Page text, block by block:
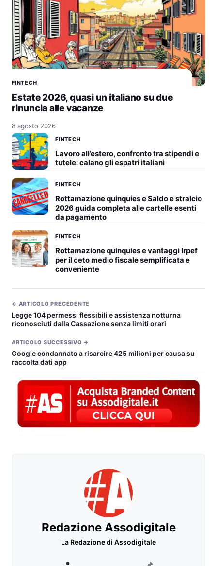
FINTECH
Estate 2026, quasi un italiano su due
rinuncia alle vacanze
8 agosto 2026
FINTECH
Lavoro all’estero, confronto tra stipendi e
tutele: calano gli espatri italiani
FINTECH
Rottamazione quinquies e Saldo e stralcio
2026 guida completa alle cartelle esenti
da pagamento
FINTECH
Rottamazione quinquies e vantaggi Irpef
per il ceto medio fiscale semplificata e
conveniente
← ARTICOLO PRECEDENTE
Legge 104 permessi flessibili e assistenza notturna
riconosciuti dalla Cassazione senza limiti orari
ARTICOLO SUCCESSIVO →
Google condannato a risarcire 425 milioni per causa su
raccolta dati app
Redazione Assodigitale
La Redazione di Assodigitale